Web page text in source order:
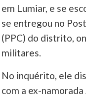
em Lumiar, e se
se entregou no
(PPC) do distrito,
militares.
No inquérito, ele
com a ex-